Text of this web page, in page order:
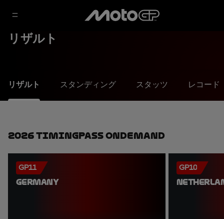
リザルト
リザルト スタンディング スタッツ レコード
2026 TimingPass OnDemand
GP11
GERMANY
GP10